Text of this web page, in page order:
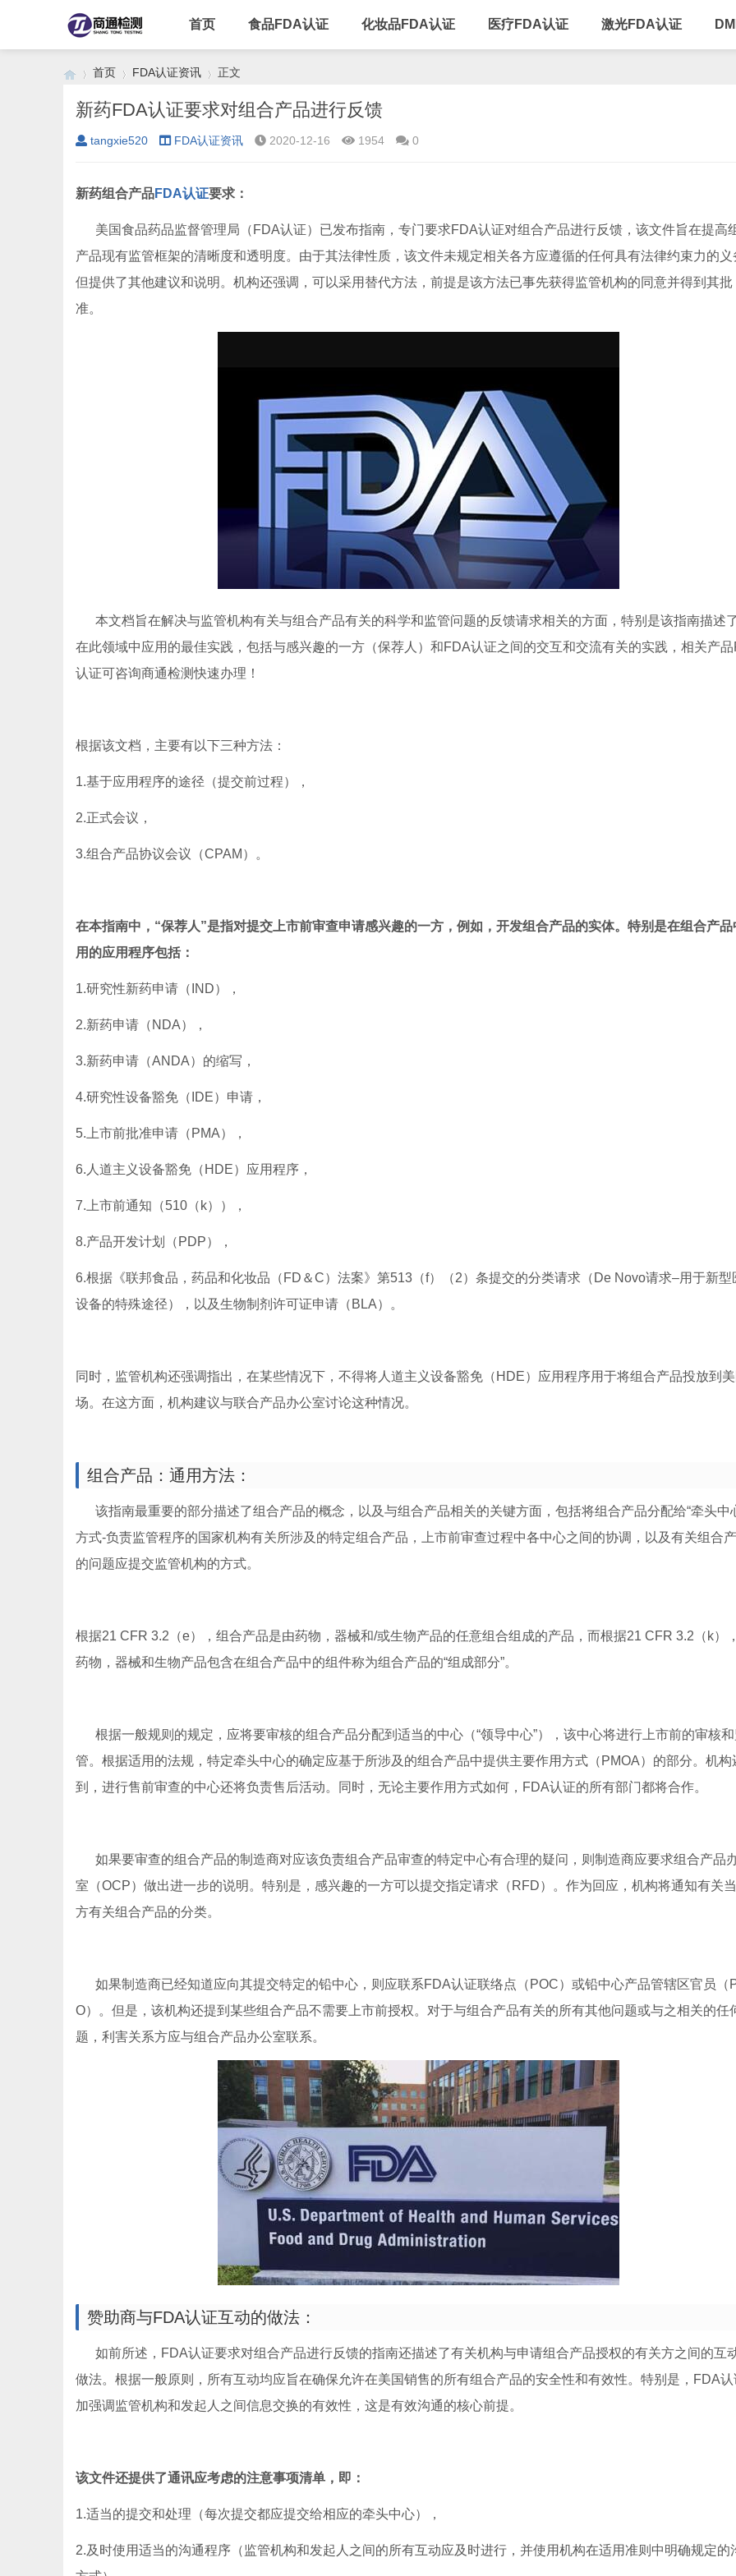
首页 食品FDA认证 化妆品FDA认证 医疗FDA认证 激光FDA认证
›
首页
›
FDA认证资讯
›
正文
新药FDA认证要求对组合产品进行反馈
tangxie520 FDA认证资讯 2020-12-16 1954 0
新药组合产品FDA认证要求：
美国食品药品监督管理局（FDA认证）已发布指南，专门要求FDA认证对组合产品进行反馈，该文件旨在提高
产品现有监管框架的清晰度和透明度。由于其法律性质，该文件未规定相关各方应遵循的任何具有法律约束力的义
但提供了其他建议和说明。机构还强调，可以采用替代方法，前提是该方法已事先获得监管机构的同意并得到其批
准。
本文档旨在解决与监管机构有关与组合产品有关的科学和监管问题的反馈请求相关的方面，特别是该指南描述
在此领域中应用的最佳实践，包括与感兴趣的一方（保荐人）和FDA认证之间的交互和交流有关的实践，相关产
认证可咨询商通检测快速办理！
根据该文档，主要有以下三种方法：
1.基于应用程序的途径（提交前过程），
2.正式会议，
3.组合产品协议会议（CPAM）。
在本指南中，“保荐人”是指对提交上市前审查申请感兴趣的一方，例如，开发组合产品的实体。特别是在组合产品
用的应用程序包括：
1.研究性新药申请（IND），
2.新药申请（NDA），
3.新药申请（ANDA）的缩写，
4.研究性设备豁免（IDE）申请，
5.上市前批准申请（PMA），
6.人道主义设备豁免（HDE）应用程序，
7.上市前通知（510（k）），
8.产品开发计划（PDP），
6.根据《联邦食品，药品和化妆品（FD＆C）法案》第513（f）（2）条提交的分类请求（De Novo请求–用于新型
设备的特殊途径），以及生物制剂许可证申请（BLA）。
同时，监管机构还强调指出，在某些情况下，不得将人道主义设备豁免（HDE）应用程序用于将组合产品投放到
场。在这方面，机构建议与联合产品办公室讨论这种情况。
组合产品：通用方法：
该指南最重要的部分描述了组合产品的概念，以及与组合产品相关的关键方面，包括将组合产品分配给“牵头中
方式-负责监管程序的国家机构有关所涉及的特定组合产品，上市前审查过程中各中心之间的协调，以及有关组合
的问题应提交监管机构的方式。
根据21 CFR 3.2（e），组合产品是由药物，器械和/或生物产品的任意组合组成的产品，而根据21 CFR 3.2（k）
药物，器械和生物产品包含在组合产品中的组件称为组合产品的“组成部分”。
根据一般规则的规定，应将要审核的组合产品分配到适当的中心（“领导中心”），该中心将进行上市前的审核和
管。根据适用的法规，特定牵头中心的确定应基于所涉及的组合产品中提供主要作用方式（PMOA）的部分。机构
到，进行售前审查的中心还将负责售后活动。同时，无论主要作用方式如何，FDA认证的所有部门都将合作。
如果要审查的组合产品的制造商对应该负责组合产品审查的特定中心有合理的疑问，则制造商应要求组合产品
室（OCP）做出进一步的说明。特别是，感兴趣的一方可以提交指定请求（RFD）。作为回应，机构将通知有关
方有关组合产品的分类。
如果制造商已经知道应向其提交特定的铅中心，则应联系FDA认证联络点（POC）或铅中心产品管辖区官员（
O）。但是，该机构还提到某些组合产品不需要上市前授权。对于与组合产品有关的所有其他问题或与之相关的任
题，利害关系方应与组合产品办公室联系。
赞助商与FDA认证互动的做法：
如前所述，FDA认证要求对组合产品进行反馈的指南还描述了有关机构与申请组合产品授权的有关方之间的互
做法。根据一般原则，所有互动均应旨在确保允许在美国销售的所有组合产品的安全性和有效性。特别是，FDA认
加强调监管机构和发起人之间信息交换的有效性，这是有效沟通的核心前提。
该文件还提供了通讯应考虑的注意事项清单，即：
1.适当的提交和处理（每次提交都应提交给相应的牵头中心），
2.及时使用适当的沟通程序（监管机构和发起人之间的所有互动应及时进行，并使用机构在适用准则中明确规定的